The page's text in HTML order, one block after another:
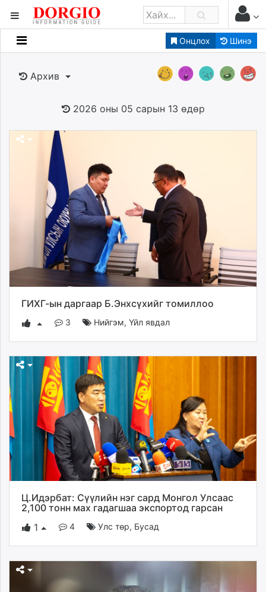
Онцлох Шинэ
Мэдээллийн
Банк санхүү
Нийслэлийн
dorgio.mn
caak.mn
news.mn
zindaa.mn
Baabar.mn
tovch.mn
mnb.mn
Livetv.mn
Eguur.mn
eagle.mn
ergelt.mn
zarig.mn
today.mn
zuv.mn
mminfo.mn
ugluu.mn
urlag.mn
unen.mn
asu.mn
shudarga.mn
shuurhai.mn
mglradio.com
Архив
2026 оны 05 сарын 13 өдөр
ГИХГ-ын даргаар Б.Энхсүхийг томиллоо
3 Нийгэм,Үйл явдал
Ц.Идэрбат: Сүүлийн нэг сард Монгол Улсаас
2,100 тонн мах гадагшаа экспортод гарсан
1
4 Улс төр, Бусад